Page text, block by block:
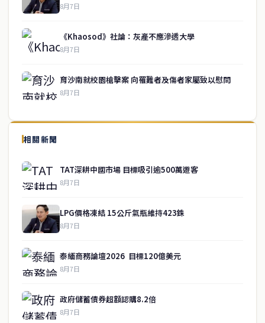
8月7日
《Khaosod》社論：灰產不應滲透大學
8月7日
育沙南就校園槍擊案 向罹難者及傷者家屬致以慰問
8月7日
相關新聞
TAT深耕中國市場 目標吸引逾500萬遊客
8月7日
LPG價格凍結 15公斤氣瓶維持423銖
8月7日
泰緬商務論壇2026 目標120億美元
8月7日
政府儲蓄債券超額認購8.2倍
8月7日
泰國中文新聞（TCN）是一家總部設於曼谷的中文新聞媒體，致力於
報導泰國當地政治、經濟、華人社群與社會時事，為在泰華人讀者提
供即時、客觀、多元的中文新聞內容。
快速連結
即時
政治
綜合
工商
service@thaichinesenews.com ↑ 回到頂端